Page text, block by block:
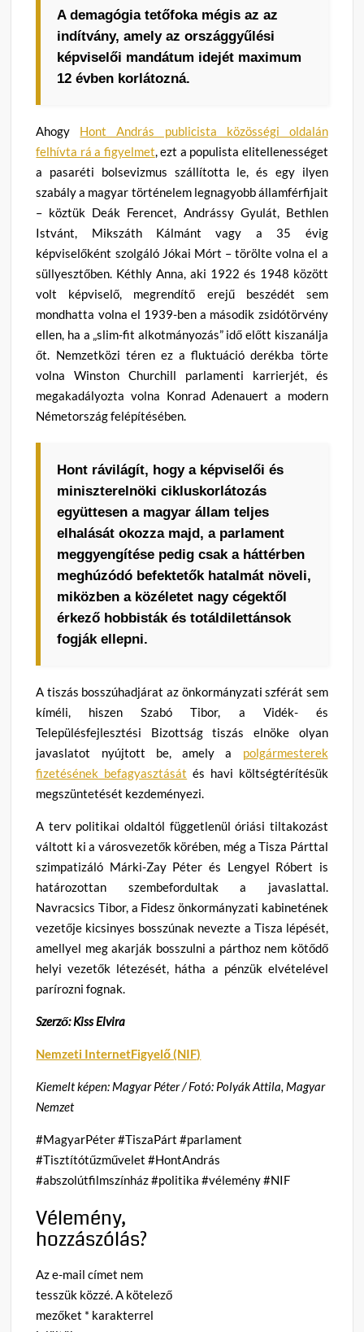
A demagógia tetőfoka mégis az az
indítvány, amely az országgyűlési
képviselői mandátum idejét maximum
12 évben korlátozná.
Ahogy Hont András publicista közösségi oldalán
felhívta rá a figyelmet, ezt a populista elitellenességet
a pasaréti bolsevizmus szállította le, és egy ilyen
szabály a magyar történelem legnagyobb államférfijait
– köztük Deák Ferencet, Andrássy Gyulát, Bethlen
Istvánt, Mikszáth Kálmánt vagy a 35 évig
képviselőként szolgáló Jókai Mórt – törölte volna el a
süllyesztőben. Kéthly Anna, aki 1922 és 1948 között
volt képviselő, megrendítő erejű beszédét sem
mondhatta volna el 1939-ben a második zsidótörvény
ellen, ha a „slim-fit alkotmányozás” idő előtt kiszanálja
őt. Nemzetközi téren ez a fluktuáció derékba törte
volna Winston Churchill parlamenti karrierjét, és
megakadályozta volna Konrad Adenauert a modern
Németország felépítésében.
Hont rávilágít, hogy a képviselői és
miniszterelnöki cikluskorlátozás
együttesen a magyar állam teljes
elhalását okozza majd, a parlament
meggyengítése pedig csak a háttérben
meghúzódó befektetők hatalmát növeli,
miközben a közéletet nagy cégektől
érkező hobbisták és totáldilettánsok
fogják ellepni.
A tiszás bosszúhadjárat az önkormányzati szférát sem
kíméli, hiszen Szabó Tibor, a Vidék- és
Településfejlesztési Bizottság tiszás elnöke olyan
javaslatot nyújtott be, amely a polgármesterek
fizetésének befagyasztását és havi költségtérítésük
megszüntetését kezdeményezi.
A terv politikai oldaltól függetlenül óriási tiltakozást
váltott ki a városvezetők körében, még a Tisza Párttal
szimpatizáló Márki-Zay Péter és Lengyel Róbert is
határozottan szembefordultak a javaslattal.
Navracsics Tibor, a Fidesz önkormányzati kabinetének
vezetője kicsinyes bosszúnak nevezte a Tisza lépését,
amellyel meg akarják bosszulni a párthoz nem kötődő
helyi vezetők létezését, hátha a pénzük elvételével
parírozni fognak.
Szerző: Kiss Elvira
Nemzeti InternetFigyelő (NIF)
Kiemelt képen: Magyar Péter / Fotó: Polyák Attila, Magyar
Nemzet
#MagyarPéter #TiszaPárt #parlament
#Tisztítótűzművelet #HontAndrás
#abszolútfilmszínház #politika #vélemény #NIF
Vélemény,
hozzászólás?
Az e-mail címet nem
tesszük közzé.A kötelező
mezőket * karakterrel